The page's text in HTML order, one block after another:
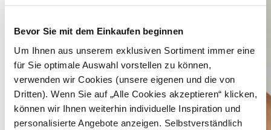
Bevor Sie mit dem Einkaufen beginnen
Um Ihnen aus unserem exklusiven Sortiment immer eine
für Sie optimale Auswahl vorstellen zu können,
verwenden wir Cookies (unsere eigenen und die von
Dritten). Wenn Sie auf „Alle Cookies akzeptieren“ klicken,
können wir Ihnen weiterhin individuelle Inspiration und
personalisierte Angebote anzeigen. Selbstverständlich